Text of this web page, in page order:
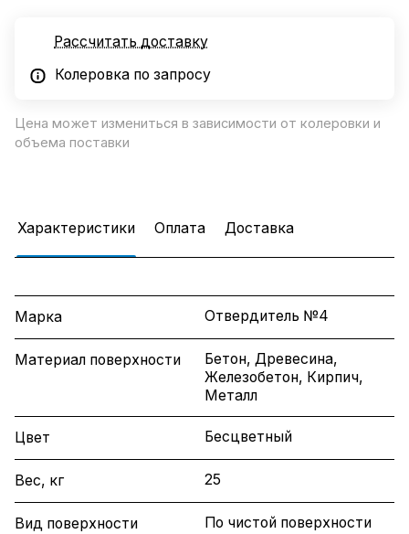
Рассчитать доставку
Колеровка по запросу
Цена может измениться в зависимости от колеровки и
объема поставки
Характеристики Оплата Доставка
Марка Отвердитель №4
Материал поверхности
Бетон, Древесина,
Железобетон, Кирпич,
Металл
Цвет Бесцветный
Вес, кг 25
Вид поверхности По чистой поверхности